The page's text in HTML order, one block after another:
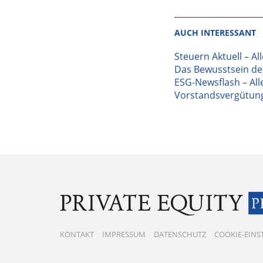
AUCH INTERESSANT
Steuern Aktuell –
Das Bewusstsein
ESG-Newsflash –
KONTAKT IMPRESSUM DATENSCHUTZ COOKIE-